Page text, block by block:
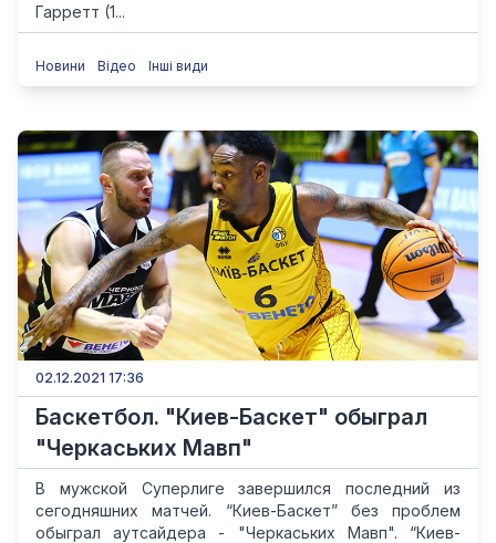
Гарретт (1...
Новини Відео Інші види
02.12.2021 17:36
Баскетбол. "Киев-Баскет" обыграл
"Черкаських Мавп"
В мужской Суперлиге завершился последний из
сегодняшних матчей. “Киев-Баскет” без проблем
обыграл аутсайдера - "Черкаських Мавп". “Киев-